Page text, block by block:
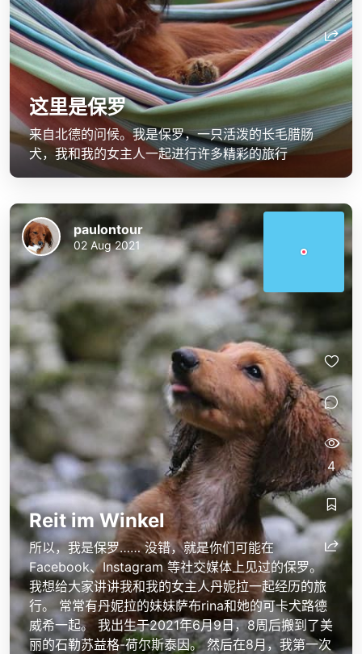
paulontour
paulontour
这里是保罗
来自北德的问候。我是保罗，一只活泼的长毛腊肠
犬，我和我的女主人一起进行许多精彩的旅行
Reit im Winkel
所以，我是保罗…… 没错，就是你们可能在
Facebook、Instagram 等社交媒体上见过的保罗。
我想给大家讲讲我和我的女主人丹妮拉一起经历的旅
行。 常常有丹妮拉的妹妹萨布rina和她的可卡犬路德
威希一起。 我出生于2021年6月9日，8周后搬到了美
丽的石勒苏益格-荷尔斯泰因。 然后在8月，我第一次
paulontour
02 Aug 2021
4